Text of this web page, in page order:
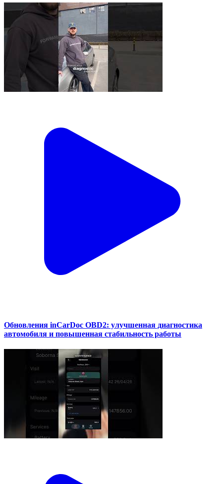
Обновления inCarDoc OBD2: улучшенная диагностика
автомобиля и повышенная стабильность работы